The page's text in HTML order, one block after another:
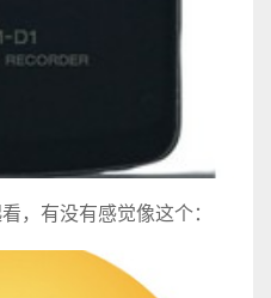
，有没有感觉像这个：